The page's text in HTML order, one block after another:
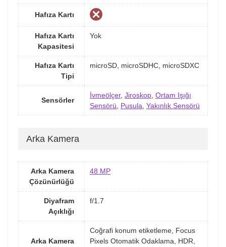
Hafıza Kartı
Hafıza Kartı
Kapasitesi
Yok
Hafıza Kartı
Tipi
microSD, microSDHC, microSDXC
Sensörler
İvmeölçer, Jiroskop Ortam Işığı
Sensörü
Pusula Yakınlık Sensörü
Arka Kamera
Arka Kamera
Çözünürlüğü
48 MP
Diyafram
Açıklığı
f/1.7
Arka Kamera
Coğrafi konum etiketleme, Focus
Pixels Otomatik Odaklama, HDR,